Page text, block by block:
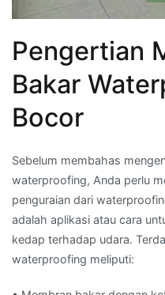
Pengertian
Bakar
Bocor
Sebelum membahas
waterproofing, Anda perlu
penguraian dari
adalah aplikasi atau cara
kedap terhadap udara.
waterproofing meliputi: